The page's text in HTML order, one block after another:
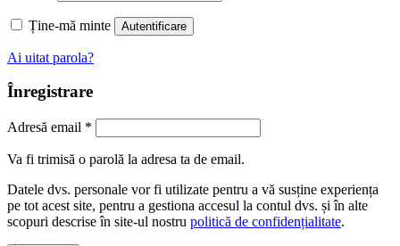
Ține-mă minte Autentificare
Ai uitat parola?
Înregistrare
Adresă email *
Va fi trimisă o parolă la adresa ta de email.
Datele dvs. personale vor fi utilizate pentru a vă susține experiența
pe tot acest site, pentru a gestiona accesul la contul dvs. și în alte
scopuri descrise în site-ul nostru politică de confidențialitate.